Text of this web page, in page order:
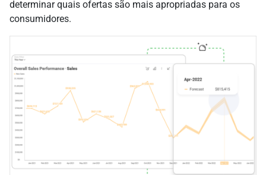
determinar quais ofertas são mais apropriadas para os
consumidores.